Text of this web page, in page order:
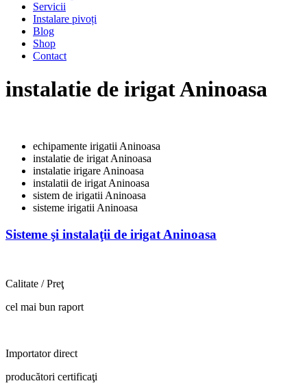
Servicii
Instalare pivoți
Blog
Shop
Contact
instalatie de irigat Aninoasa
echipamente irigatii Aninoasa
instalatie de irigat Aninoasa
instalatie irigare Aninoasa
instalatii de irigat Aninoasa
sistem de irigatii Aninoasa
sisteme irigatii Aninoasa
Sisteme şi instalaţii de irigat Aninoasa
Calitate / Preţ
cel mai bun raport
Importator direct
producători certificaţi